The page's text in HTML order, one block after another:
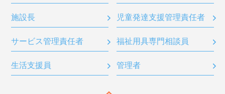
施設長 児童発達支援管理責任者
サービス管理責任者 福祉用具専門相談員
生活支援員 管理者